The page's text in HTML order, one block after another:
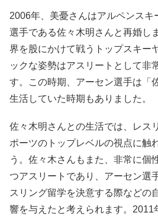
2006年、美憂さんはアルペンスキ
選手である佐々木明さんと再婚し
界を股にかけて戦うトップスキー
ックな姿勢はアスリートとして非
す。この時期、アーセン選手は「
生活していた時期もありました。
佐々木明さんとの生活では、レス
ポーツのトップレベルの視点に触
う。佐々木さんもまた、非常に個
つアスリートであり、アーセン選
スリング留学を決意する際などの
響を与えたと考えられます。2011